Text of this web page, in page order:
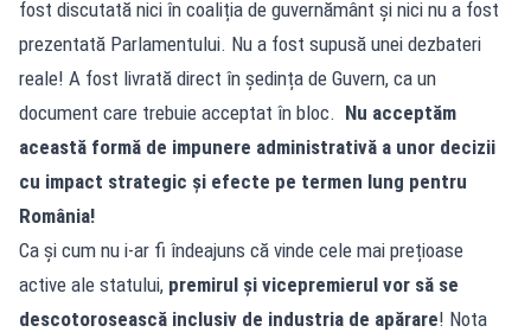
fost discutată nici în coaliția de guvernământ și nici nu a fost
prezentată Parlamentului. Nu a fost supusă unei dezbateri
reale! A fost livrată direct în ședința de Guvern, ca un
document care trebuie acceptat în bloc. Nu acceptăm
această formă de impunere administrativă a unor decizii
cu impact strategic și efecte pe termen lung pentru
România!
Ca și cum nu i-ar fi îndeajuns că vinde cele mai prețioase
active ale statului, premirul și vicepremierul vor să se
descotorosească inclusiv de industria de apărare! Nota